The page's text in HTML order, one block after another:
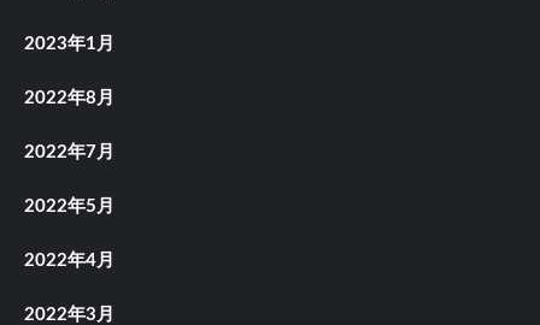
2023年1月
2022年8月
2022年7月
2022年5月
2022年4月
2022年3月